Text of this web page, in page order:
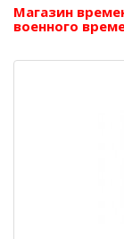
Магазин
военного